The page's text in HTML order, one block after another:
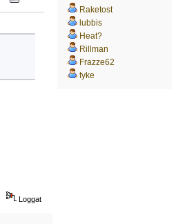
Loggat
Raketost
lubbis
Heat?
Rillman
Frazze62
tyke